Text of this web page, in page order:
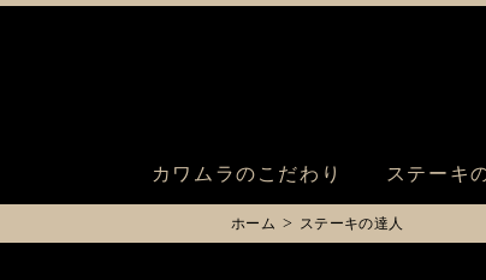
カワムラのこだわり ステーキ
ホーム ステーキの達人